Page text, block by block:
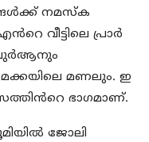
നമസ്ക
വീട്ടിലെ പ്രാർ
ഖുർആനും
മണലും. ഇ
ഭാഗമാണ്.
ജോലി